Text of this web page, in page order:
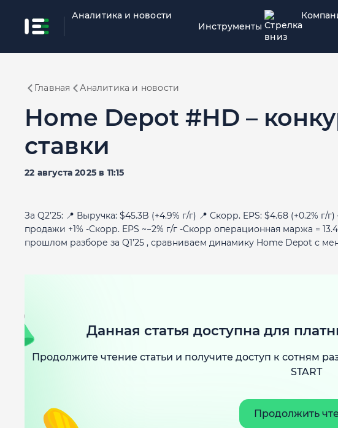
Аналитика и новости
Инструменты
Главная Аналитика и новости
Home Depot #HD –
ставки
22 августа 2025 в 11:15
За Q2’25: 📍 Выручка: $45.3B (+4.9% г/г) 📍 Скорр. EPS: $4.68 (+0.2%
продажи +1% -Скорр. EPS ~−2% г/г -Скорр операционная маржа =
прошлом разборе за Q1’25 , сравниваем динамику Home Depot с
Данная статья доступна для
Продолжите чтение статьи и получите доступ к сотням
START
Продолжить